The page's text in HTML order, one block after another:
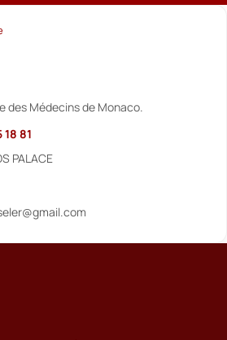
des Médecins de Monaco.
18 81
PALACE